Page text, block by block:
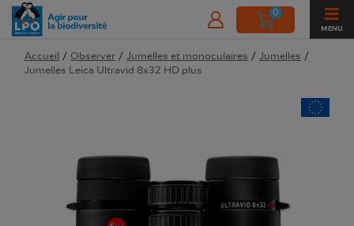
0
MENU
Accueil / Observer / Jumelles et monoculaires / Jumelles /
Jumelles Leica Ultravid 8x32 HD plus